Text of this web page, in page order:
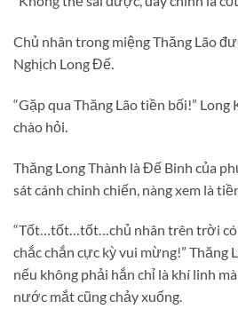
Chủ nhân trong miệng Thăng Lão
Nghịch Long Đế.
“Gặp qua Thăng Lão tiền bối!” Long
chào hỏi.
Thăng Long Thành là Đế Binh của
sát cánh chinh chiến, nàng xem là
“Tốt…tốt…tốt…chủ nhân trên trời có
chắc chắn cực kỳ vui mừng!” Thăng
nếu không phải hắn chỉ là khí linh
nước mắt cũng chảy xuống.